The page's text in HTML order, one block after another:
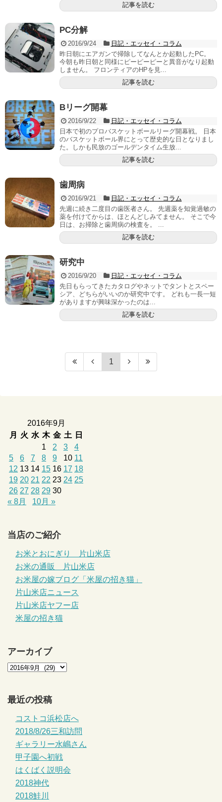
記事を読む
PC分解
2016/9/24
日記・エッセイ・コラム
昨日朝にエアガンで掃除してなんとか起動したPC。
今朝も昨日朝と同様にピーピーピーと異音がなり起動
しません。 フロンティアのHPを見...
記事を読む
Bリーグ開幕
2016/9/22
日記・エッセイ・コラム
日本で初のプロバスケットボールリーグ開幕戦。 日本
のバスケットボール界にとって歴史的な日となりまし
た。しかも民放のゴールデンタイム生放...
記事を読む
歯周病
2016/9/21
日記・エッセイ・コラム
先週に続き二度目の歯医者さん。 先週薬を知覚過敏の
薬を付けてからは、ほとんどしみてません。 そこで今
日は、お掃除と歯周病の検査を。 ...
記事を読む
研究中
2016/9/20
日記・エッセイ・コラム
先日もらってきたカタログやネットでタントとスペー
シア、どちらがいいのか研究中です。 どれも一長一短
がありますが興味深かったのは...
記事を読む
1
2016年9月
月
火 水 木 金 土
日
1
2 3
4
5
6 7 8 9 10 11
12 13 14 15 16 17 18
19 20 21 22 23 24 25
26 27 28 29 30
« 8月
10月 »
当店のご紹介
お米とおにぎり 片山米店
お米の通販 片山米店
お米屋の嫁ブログ「米屋の招き猫」
片山米店ニュース
片山米店ヤフー店
米屋の招き猫
アーカイブ
最近の投稿
コストコ浜松店へ
2018/8/26三和訪問
ギャラリー水嶋さん
甲子園へ初戦
はくばく説明会
2018神代
2018鮭川